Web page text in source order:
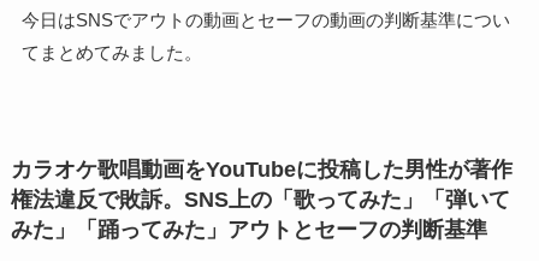
今日はSNSでアウトの動画とセーフの動画の判断基準につい
てまとめてみました。
カラオケ歌唱動画をYouTubeに投稿した男性が著作
権法違反で敗訴。SNS上の「歌ってみた」「弾いて
みた」「踊ってみた」アウトとセーフの判断基準